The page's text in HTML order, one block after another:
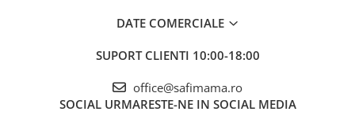
DATE COMERCIALE
SUPORT CLIENTI 10:00-18:00
office@safimama.ro
SOCIAL URMARESTE-NE IN SOCIAL MEDIA